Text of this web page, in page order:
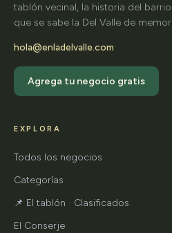
tablón vecinal, la historia del
que se sabe la Del Valle de
hola@enladelvalle.com
Agrega tu negocio gratis
EXPLORA
Todos los negocios
Categorías
📌 El tablón · Clasificados
El Conserje